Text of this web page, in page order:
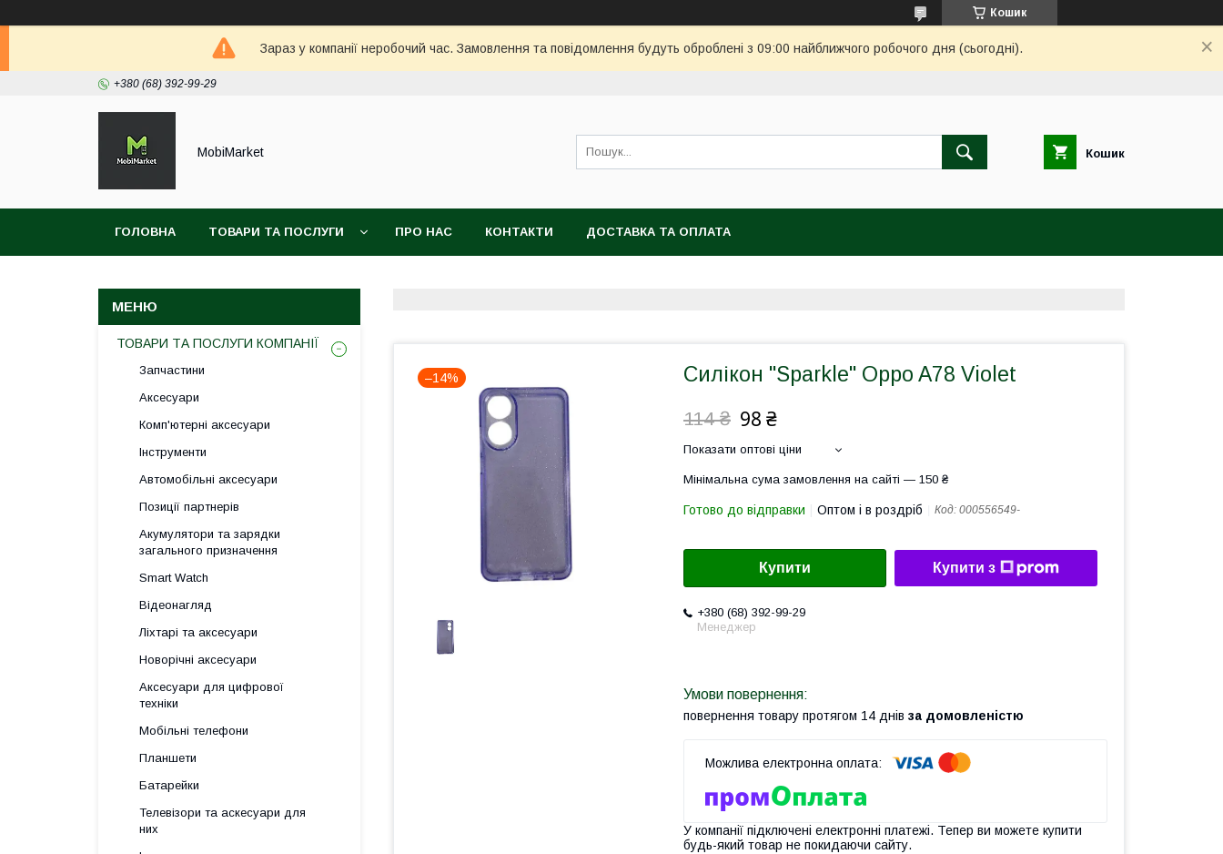
Кошик
Зараз у компанії неробочий час. Замовлення та повідомлення будуть оброблені з 09:00 найближчого робочого дня (сьогодні).
+380 (68) 392-99-29
MobiMarket Кошик
ГОЛОВНА ТОВАРИ ТА ПОСЛУГИ ПРО НАС КОНТАКТИ ДОСТАВКА ТА ОПЛАТА
–14% Силікон "Sparkle" Oppo A78 Violet
114 ₴ 98 ₴
Показати оптові ціни
Мінімальна сума замовлення на сайті — 150 ₴
Готово до відправки Оптом і в роздріб Код: 000556549-
Купити Купити з
+380 (68) 392-99-29
Менеджер
повернення товару протягом 14 днів за домовленістю
У компанії підключені електронні платежі. Тепер ви можете купити
будь-який товар не покидаючи сайту.
ТОВАРИ ТА ПОСЛУГИ КОМПАНІЇ
Запчастини
Аксесуари
Комп'ютерні аксесуари
Інструменти
Автомобільні аксесуари
Позиції партнерів
Акумулятори та зарядки
загального призначення
Smart Watch
Відеонагляд
Ліхтарі та аксесуари
Новорічні аксесуари
Аксесуари для цифрової
техніки
Мобільні телефони
Планшети
Батарейки
Телевізори та аскесуари для
них